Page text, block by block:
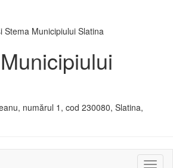
numărul 1, cod 230080, Slatina,